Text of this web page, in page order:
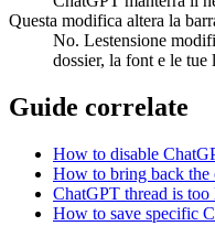
Questa modifica altera la
No. Lestensione
dossier, la font e le
Guide correlate
How to disable
How to bring back the
ChatGPT thread is
How to save specific